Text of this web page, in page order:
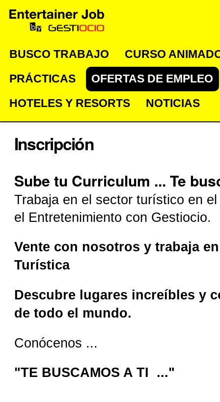
Cambiar
a
Saltar
a
navegación
Herramientas
Personales
Navegación
BUSCO TRABAJO
CURSO
PRÁCTICAS
OFERTAS DE EMPLEO
HOTELES Y RESORTS
NOTICIAS
Inscripción
Sube tu Curriculum ... Te
Trabaja en el sector turístico en
el Entretenimiento con Gestiocio.
Vente con nosotros y trabaja
Turística
Descubre lugares increíbles y
de todo el mundo.
Conócenos ...
"TE BUSCAMOS A TI ..."